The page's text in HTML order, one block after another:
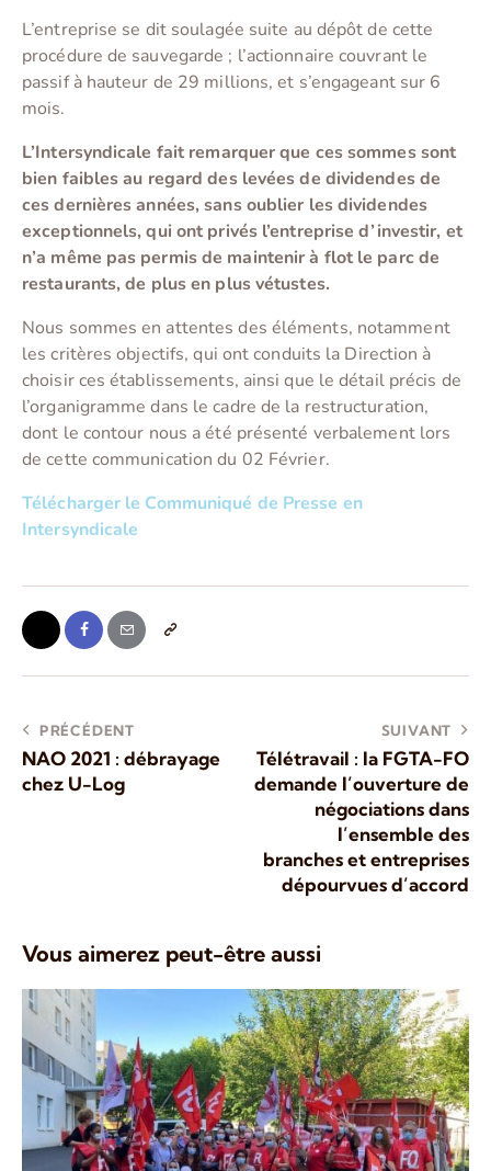
L’entreprise se dit soulagée suite au dépôt de cette
procédure de sauvegarde ; l’actionnaire couvrant le
passif à hauteur de 29 millions, et s’engageant sur 6
mois.
L’Intersyndicale fait remarquer que ces sommes sont
bien faibles au regard des levées de dividendes de
ces dernières années, sans oublier les dividendes
exceptionnels, qui ont privés l’entreprise d’investir, et
n’a même pas permis de maintenir à flot le parc de
restaurants, de plus en plus vétustes.
Nous sommes en attentes des éléments, notamment
les critères objectifs, qui ont conduits la Direction à
choisir ces établissements, ainsi que le détail précis de
l’organigramme dans le cadre de la restructuration,
dont le contour nous a été présenté verbalement lors
de cette communication du 02 Février.
Télécharger le Communiqué de Presse en
Intersyndicale
PRÉCÉDENT
NAO 2021 : débrayage
chez U-Log
SUIVANT
Télétravail : la FGTA-FO
demande l’ouverture de
négociations dans
l’ensemble des
branches et entreprises
dépourvues d’accord
Vous aimerez peut-être aussi